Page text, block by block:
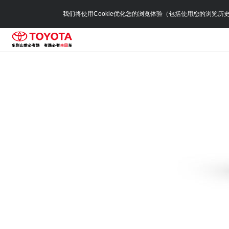
我们将使用Cookie优化您的浏览体验（包括使用您的浏览历